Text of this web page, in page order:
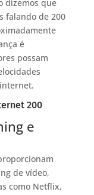
dizemos que
falando de 200
é
possam
200
e
de vídeo,
como Netflix,